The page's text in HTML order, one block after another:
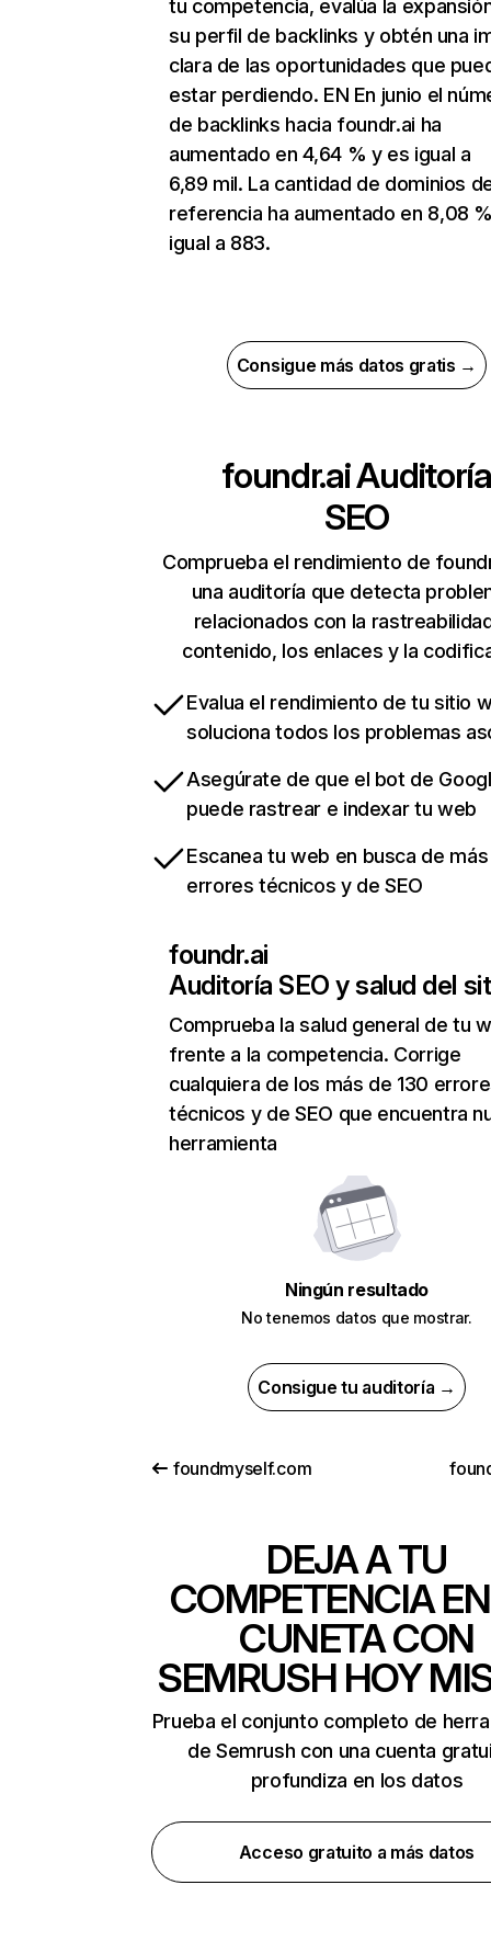
tu competencia, evalúa la
su perfil de backlinks y obtén una
clara de las oportunidades que
estar perdiendo. EN En junio el
de backlinks hacia foundr.ai ha
aumentado en 4,64 % y es igual a
6,89 mil. La cantidad de dominios
referencia ha aumentado en 8,08
igual a 883.
Consigue más datos gratis →
foundr.aiAuditoría
SEO
Comprueba el rendimiento de
una auditoría que detecta
relacionados con la
contenido, los enlaces y la
Evalua el rendimiento de tu sitio
soluciona todos los problemas
Asegúrate de que el bot de
puede rastrear e indexar tu web
Escanea tu web en busca de
errores técnicos y de SEO
foundr.ai
Auditoría SEO y salud del
Comprueba la salud general de tu
frente a la competencia. Corrige
cualquiera de los más de 130
técnicos y de SEO que encuentra
herramienta
Ningún resultado
No tenemos datos que mostrar.
Consigue tu auditoría →
foundmyself.com
DEJA A TU
COMPETENCIA
CUNETA CON
SEMRUSH HOY
Prueba el conjunto completo de
de Semrush con una cuenta
profundiza en los datos
Acceso gratuito a más datos